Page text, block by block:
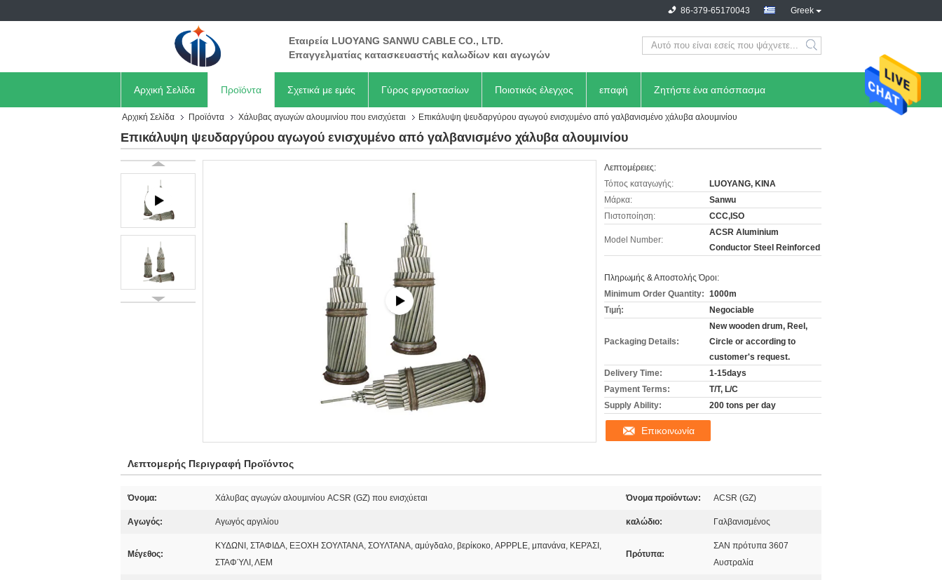
Greek
86-379-65170043
Εταιρεία LUOYANG SANWU CABLE CO., LTD.
Επαγγελματίας κατασκευαστής καλωδίων και αγωγών
Αρχική Σελίδα Προϊόντα Σχετικά με εμάς Γύρος εργοστασίων Ποιοτικός έλεγχος επαφή Ζητήστε ένα απόσπασμα
Αρχική Σελίδα Προϊόντα Χάλυβας αγωγών αλουμινίου που ενισχύεται Επικάλυψη ψευδαργύρου αγωγού ενισχυμένο από γαλβανισμένο χάλυβα αλουμινίου
Επικάλυψη ψευδαργύρου αγωγού ενισχυμένο από γαλβανισμένο χάλυβα αλουμινίου
Λεπτομέρειες:
Τόπος καταγωγής:
LUOYANG, ΚΙΝΑ
Μάρκα:
Sanwu
Πιστοποίηση:
CCC,ISO
Model Number:
ACSR Aluminium
Conductor Steel Reinforced
Πληρωμής & Αποστολής Όροι:
Minimum Order Quantity: 1000m
Τιμή:
Negociable
Packaging Details:
New wooden drum, Reel,
Circle or according to
customer's request.
Delivery Time:
1-15days
Payment Terms:
T/T, L/C
Supply Ability:
200 tons per day
Επικοινωνία
Λεπτομερής Περιγραφή Προϊόντος
Όνομα: Χάλυβας αγωγών αλουμινίου ACSR (GZ) που ενισχύεται Όνομα προϊόντων: ACSR (GZ)
Αγωγός: Αγωγός αργιλίου καλώδιο: Γαλβανισμένος
Μέγεθος:
ΚΥΔΩΝΙ, ΣΤΑΦΙΔΑ, ΕΞΟΧΗ ΣΟΥΛΤΑΝΑ, ΣΟΥΛΤΑΝΑ, αμύγδαλο, βερίκοκο, APPPLE, μπανάνα, ΚΕΡΆΣΙ,
ΣΤΑΦΎΛΙ, ΛΕΜ
Πρότυπα:
ΣΑΝ πρότυπα 3607
Αυστραλία